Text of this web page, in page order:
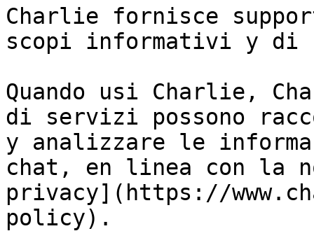
Charlie fornisce
scopi informativi y di
Quando usi Charlie,
di servizi possono
y analizzare le
chat, en linea con la
privacy](https://
policy).